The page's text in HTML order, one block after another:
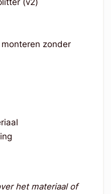
(v2)
zonder
het materiaal of